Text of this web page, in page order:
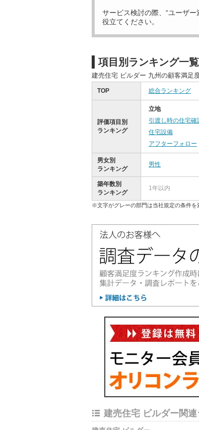
サービス検討の際、“ユーザ
役立てください。
項目別ランキング一覧
建売住宅 ビルダー 九州の顧客満足
TOP 総合ランキング
評価項目別
ランキング
立地
引渡し時の住宅確
住宅設備
アフターフォロー
男女別
ランキング
男性
築年数別
ランキング
1年以内
※文字がグレーの部門は当社規定の条件を
建売住宅 ビルダー関